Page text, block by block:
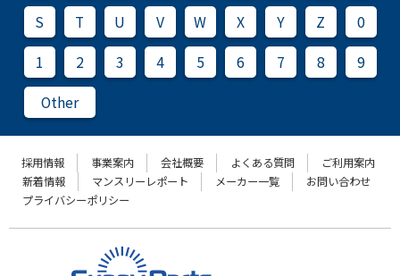
S
T U V W X Y Z
0
1
2 3 4 5 6 7 8
9
Other
採用情報 事業案内 会社概要 よくある質問
ご利用案内
新着情報
マンスリーレポート メーカー一覧
お問い合わせ
プライバシーポリシー